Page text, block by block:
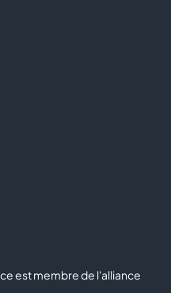
est membre de l'alliance